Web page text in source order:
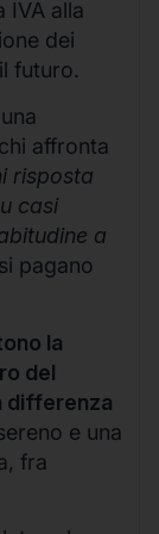
IVA alla
dei
futuro.
affronta
risposta
casi
a
pagano
la
del
differenza
e una
fra